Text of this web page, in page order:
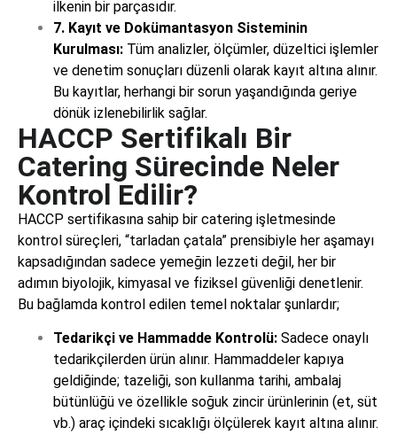
ilkenin bir parçasıdır.
7. Kayıt ve Dokümantasyon Sisteminin
Kurulması: Tüm analizler, ölçümler, düzeltici işlemler
ve denetim sonuçları düzenli olarak kayıt altına alınır.
Bu kayıtlar, herhangi bir sorun yaşandığında geriye
dönük izlenebilirlik sağlar.
HACCP Sertifikalı Bir
Catering Sürecinde Neler
Kontrol Edilir?
HACCP sertifikasına sahip bir catering işletmesinde
kontrol süreçleri, “tarladan çatala” prensibiyle her aşamayı
kapsadığından sadece yemeğin lezzeti değil, her bir
adımın biyolojik, kimyasal ve fiziksel güvenliği denetlenir.
Bu bağlamda kontrol edilen temel noktalar şunlardır;
Tedarikçi ve Hammadde Kontrolü: Sadece onaylı
tedarikçilerden ürün alınır. Hammaddeler kapıya
geldiğinde; tazeliği, son kullanma tarihi, ambalaj
bütünlüğü ve özellikle soğuk zincir ürünlerinin (et, süt
vb.) araç içindeki sıcaklığı ölçülerek kayıt altına alınır.